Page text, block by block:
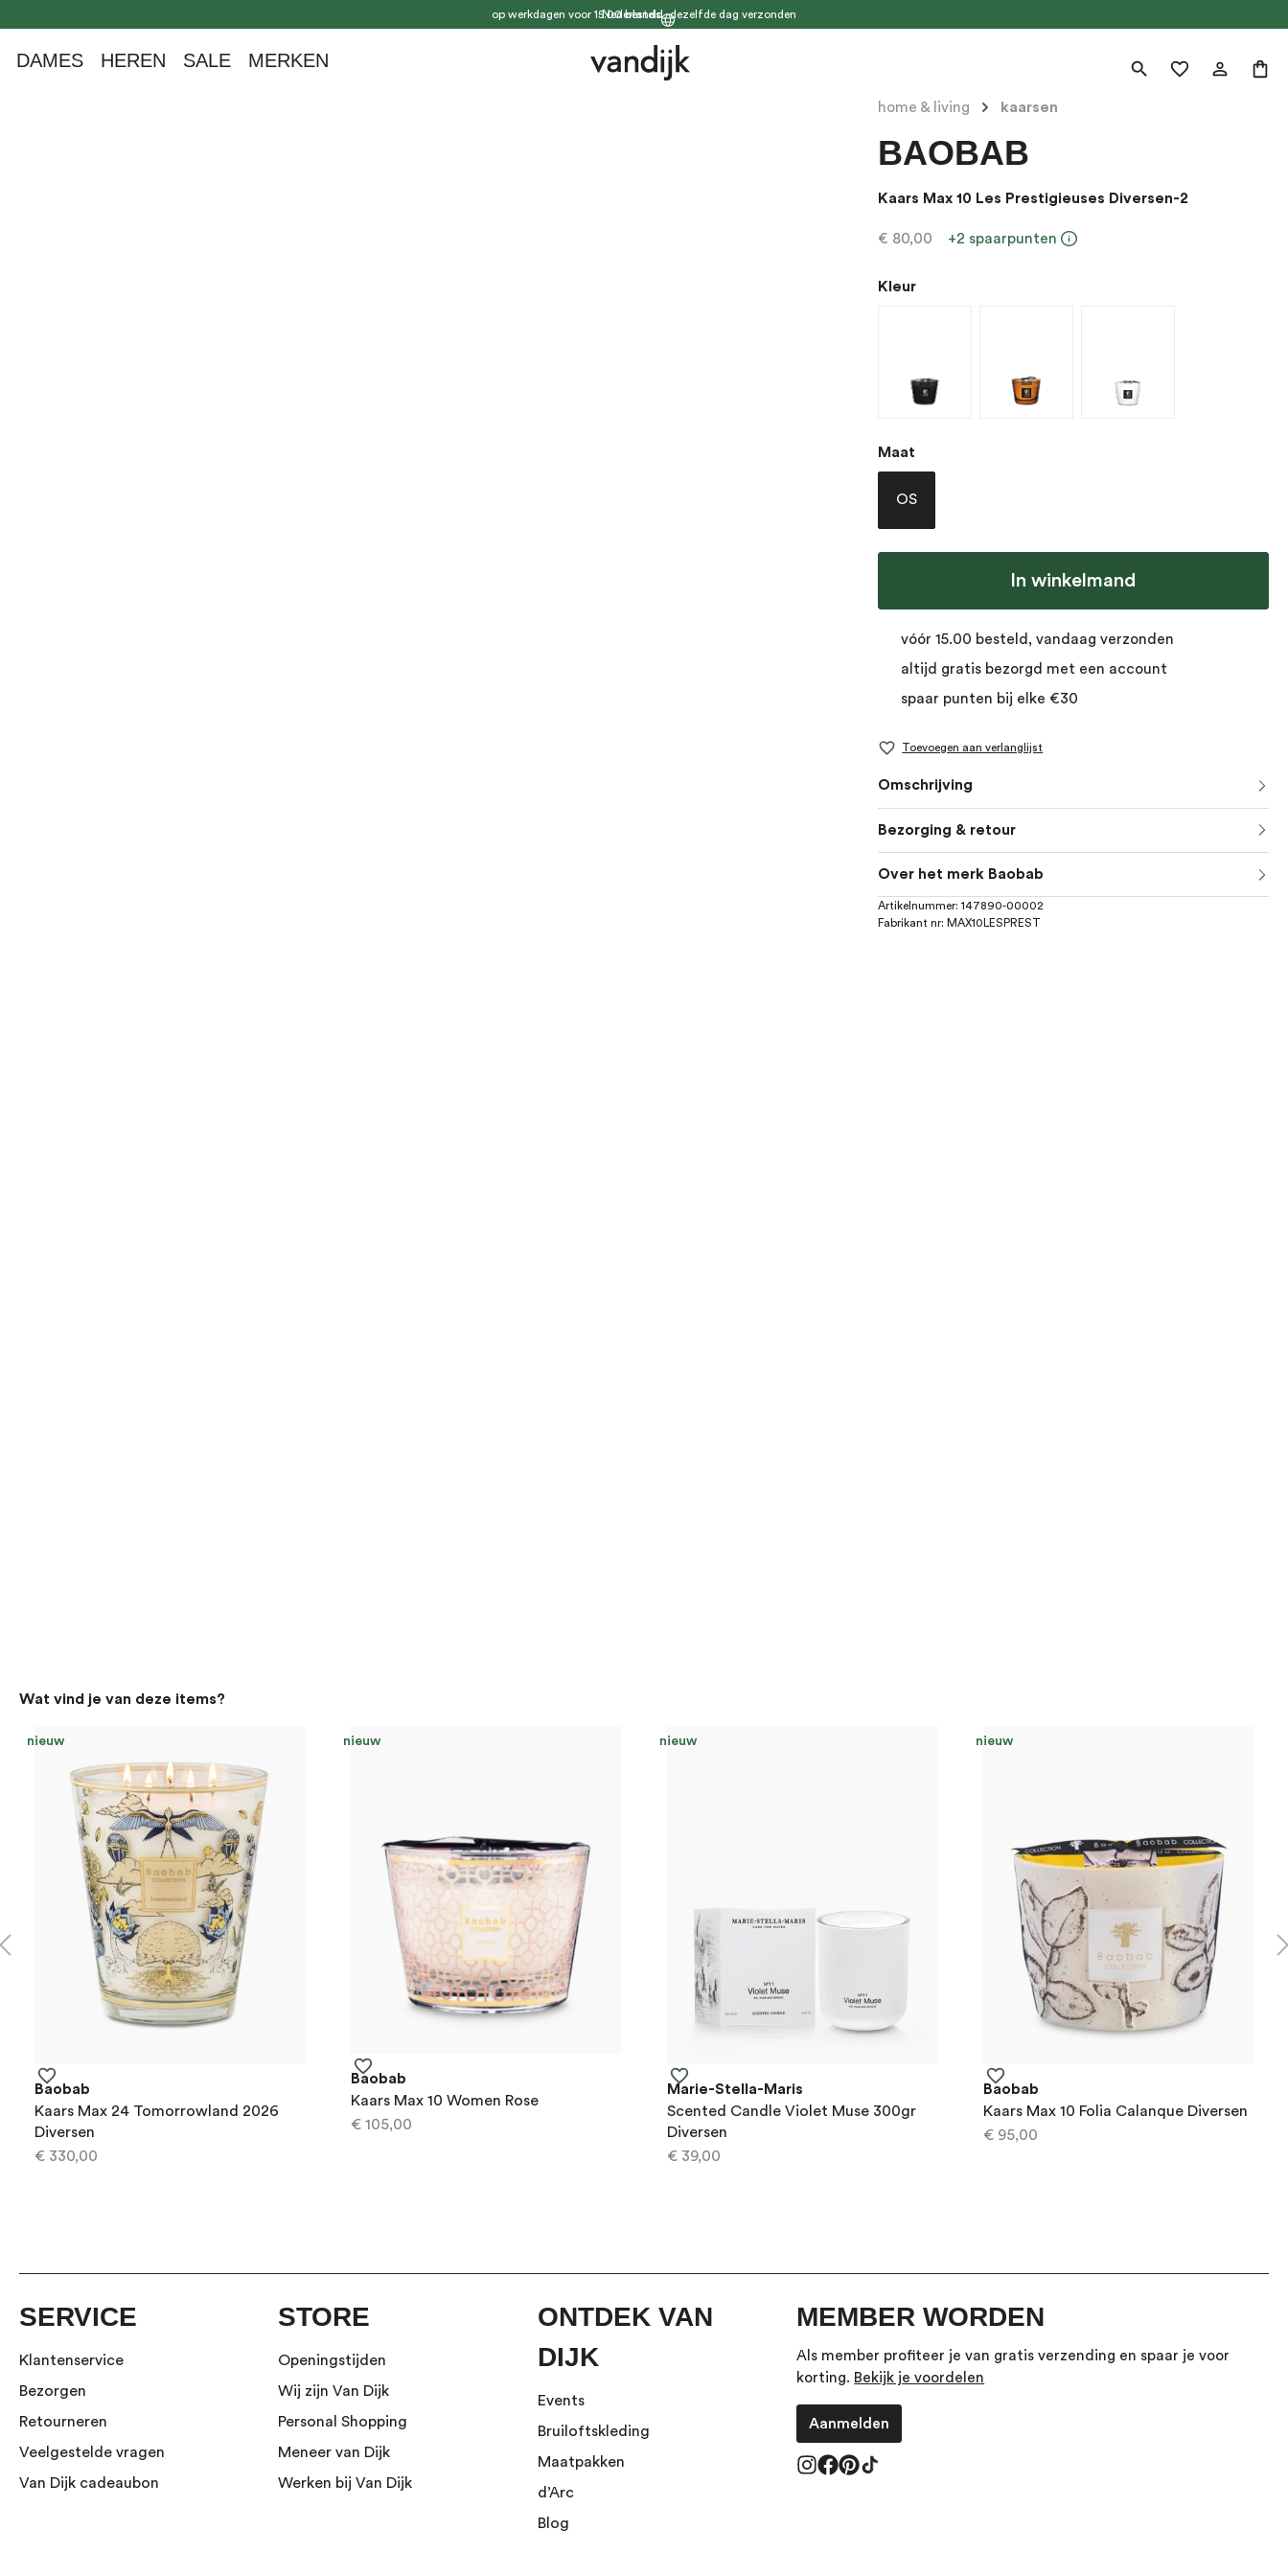
op werkdagen voor 15.00 besteld, dezelfde dag verzonden
Nederlands
DAMES HEREN SALE MERKEN
home & living kaarsen
BAOBAB
Kaars Max 10 Les Prestigieuses Diversen-2
€ 80,00 +2 spaarpunten
Kleur
Selecteer
Maat
OS
In winkelmand
vóór 15.00 besteld, vandaag verzonden
altijd gratis bezorgd met een account
spaar punten bij elke €30
Toevoegen aan verlanglijst
Omschrijving
Bezorging & retour
Over het merk Baobab
Artikelnummer: 147890-00002
Fabrikant nr: MAX10LESPREST
Productgalerij overslaan
Wat vind je van deze items?
nieuw
Baobab
Kaars Max 24 Tomorrowland 2026
Diversen
€ 330,00
nieuw
Baobab
Kaars Max 10 Women Rose
€ 105,00
nieuw
Marie-Stella-Maris
Scented Candle Violet Muse 300gr
Diversen
€ 39,00
nieuw
Baobab
Kaars Max 10 Folia Calanque Diversen
€ 95,00
SERVICE
Klantenservice
Bezorgen
Retourneren
Veelgestelde vragen
Van Dijk cadeaubon
STORE
Openingstijden
Wij zijn Van Dijk
Personal Shopping
Meneer van Dijk
Werken bij Van Dijk
ONTDEK VAN
DIJK
Events
Bruiloftskleding
Maatpakken
d’Arc
Blog
MEMBER WORDEN
Als member profiteer je van gratis verzending en spaar je voor
korting. Bekijk je voordelen
Aanmelden